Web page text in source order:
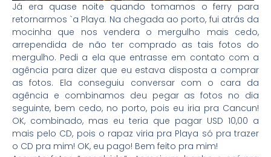
Já era quase noite quando tomamos o ferry para
retornarmos `a Playa. Na chegada ao porto, fui atrás da
mocinha que nos vendera o mergulho mais cedo,
arrependida de não ter comprado as tais fotos do
mergulho. Pedi a ela que entrasse em contato com a
agência para dizer que eu estava disposta a comprar
as fotos. Ela conseguiu conversar com o cara da
agência e combinamos deu pegar as fotos no dia
seguinte, bem cedo, no porto, pois eu iria pra Cancun!
OK, combinado, mas eu teria que pagar USD 10,00 a
mais pelo CD, pois o rapaz viria pra Playa só pra trazer
o CD pra mim! OK, eu pago! Bem feito pra mim!